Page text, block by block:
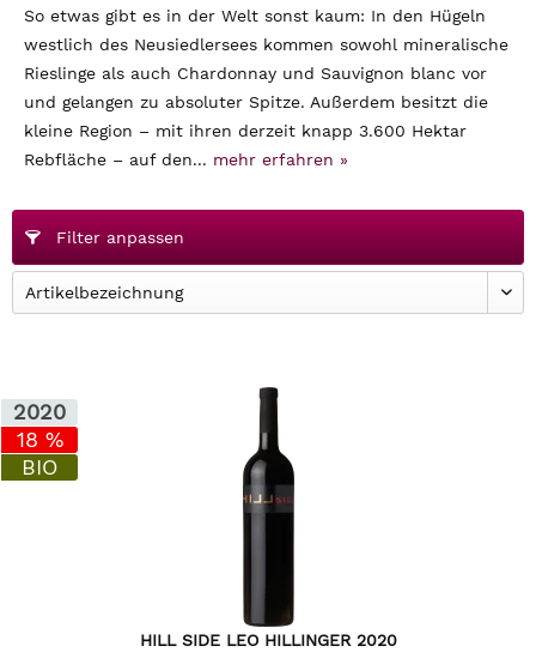
So etwas gibt es in der Welt sonst kaum: In den Hügeln
westlich des Neusiedlersees kommen sowohl mineralische
Rieslinge als auch Chardonnay und Sauvignon blanc vor
und gelangen zu absoluter Spitze. Außerdem besitzt die
kleine Region – mit ihren derzeit knapp 3.600 Hektar
Rebfläche – auf den... mehr erfahren »
Filter anpassen
2020
18 %
BIO
HILL SIDE LEO HILLINGER 2020